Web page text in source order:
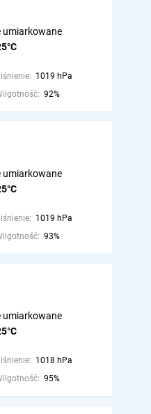
umiarkowane
1019 hPa
92%
umiarkowane
1019 hPa
93%
umiarkowane
1018 hPa
95%